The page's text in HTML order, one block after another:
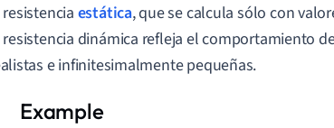
estática, que se calcula sólo con
resistencia dinámica refleja el comportamiento
e infinitesimalmente pequeñas.